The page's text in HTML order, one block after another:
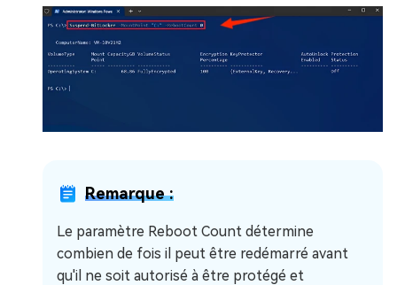
Remarque :
Le paramètre Reboot Count détermine
combien de fois il peut être redémarré avant
qu'il ne soit autorisé à être protégé et